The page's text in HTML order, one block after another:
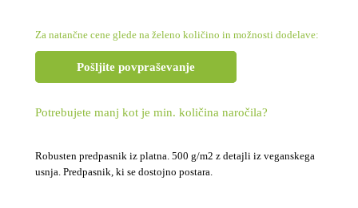
Za natančne cene glede na želeno količino in možnosti dodelave:
Pošljite povpraševanje
Potrebujete manj kot je min. količina naročila?
Robusten predpasnik iz platna. 500 g/m2 z detajli iz veganskega
usnja. Predpasnik, ki se dostojno postara.